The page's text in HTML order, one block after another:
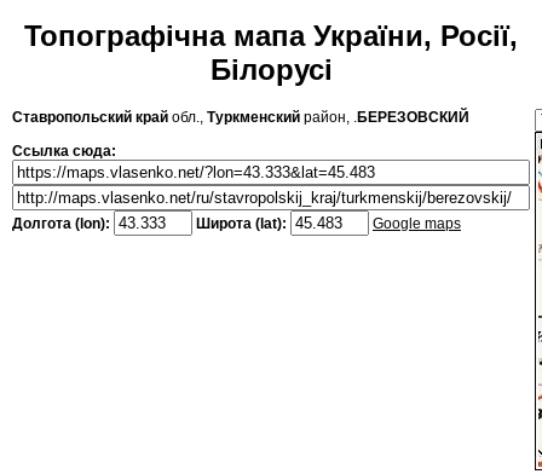
Топографічна мапа України, Росії,
Білорусі
Ставропольский край обл., Туркменский район, .БЕРЕЗОВСКИЙ
Ссылка сюда:
Долгота (lon): Широта (lat): Google maps